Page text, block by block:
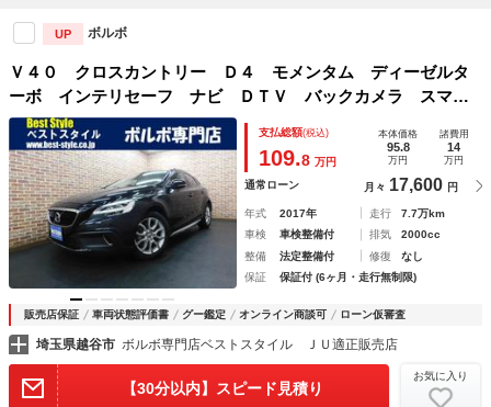
UP ボルボ
Ｖ４０ クロスカントリー Ｄ４ モメンタム ディーゼルタ
ーボ インテリセーフ ナビ ＤＴＶ バックカメラ スマー
トキー ＤＳＲＣ オートＬＥＤ 純正ドライブレコーダー
アイシン製８速オートマ リアパークトロ 禁煙車 整備記録
簿 ２０１７モデル
支払総額(税込)
109.8 万円
本体価格
95.8
万円
諸費用
14
万円
通常ローン 月々 17,600 円
年式 2017年 走行
7.7万km
車検
車検整備付 排気
2000cc
整備
法定整備付 修復
なし
保証
保証付 (6ヶ月・走行無制限)
販売店保証 車両状態評価書 グー鑑定 オンライン商談可 ローン仮審査
埼玉県越谷市 ボルボ専門店ベストスタイル ＪＵ適正販売店
【30分以内】スピード見積り
お気に入り